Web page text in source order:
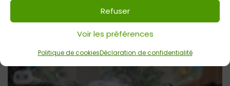
Refuser
Voir les préférences
Politique de cookiesDéclaration de confidentialité
Évènements à venir